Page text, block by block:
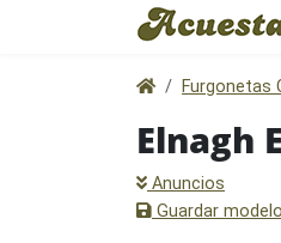
Furgonetas
Elnagh
Anuncios
Guardar modelo